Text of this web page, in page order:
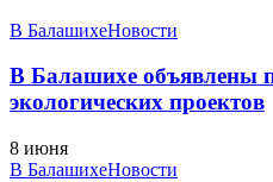
В БалашихеНовости
В Балашихе объявлены
экологических проектов
8 июня
В БалашихеНовости